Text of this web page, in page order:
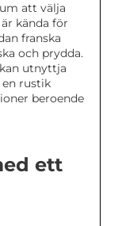
att välja
kända för
franska
och prydda.
utnyttja
rustik
beroende
ett